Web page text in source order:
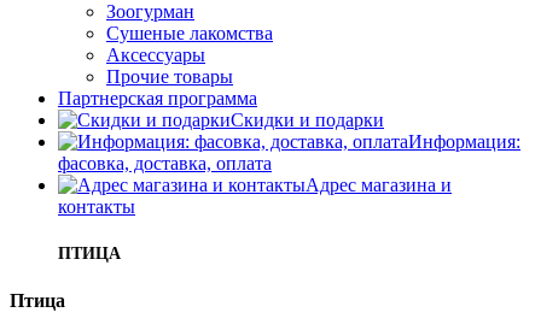
Зоогурман
Сушеные лакомства
Аксессуары
Прочие товары
Партнерская программа
Скидки и подарки
Информация:
фасовка, доставка, оплата
Адрес магазина и
контакты
ПТИЦА
Птица